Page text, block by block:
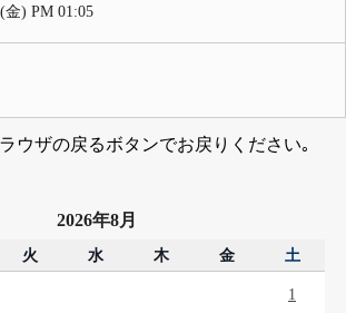
金) PM 01:05
ウザの戻るボタンでお戻りください｡
2026年8月
火 水 木 金 土
1